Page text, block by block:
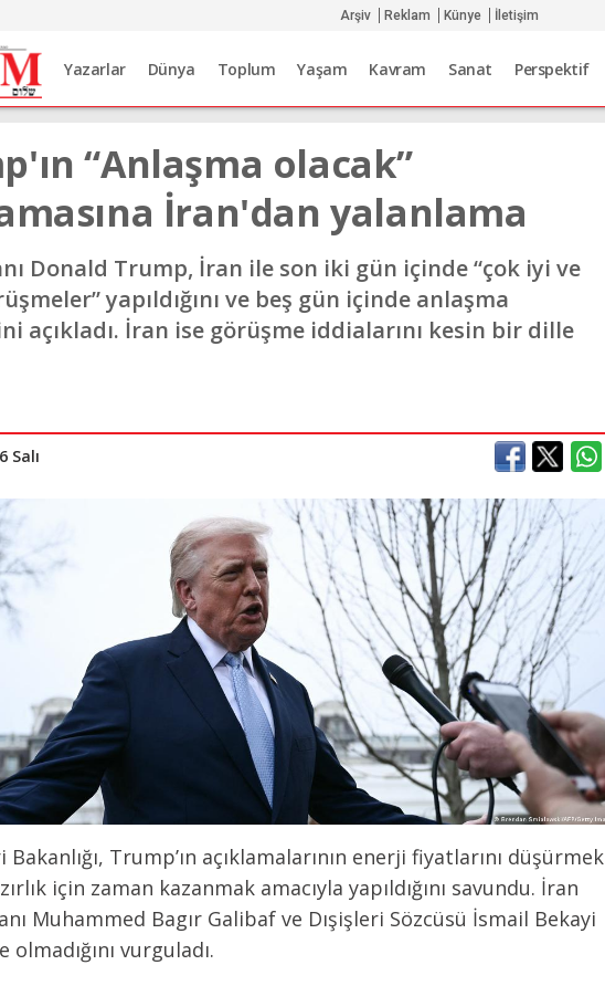
Arşiv Reklam Künye İletişim
Yazarlar Dünya Toplum Yaşam Kavram Sanat Perspektif
“Anlaşma olacak”
İran'dan yalanlama
Donald Trump, İran ile son iki gün içinde “çok iyi ve
yapıldığını ve beş gün içinde anlaşma
açıkladı. İran ise görüşme iddialarını kesin bir dille
Salı
Bakanlığı, Trump’ın açıklamalarının enerji fiyatlarını düşürmek
için zaman kazanmak amacıyla yapıldığını savundu. İran
Muhammed Bagır Galibaf ve Dışişleri Sözcüsü İsmail Bekayi
olmadığını vurguladı.